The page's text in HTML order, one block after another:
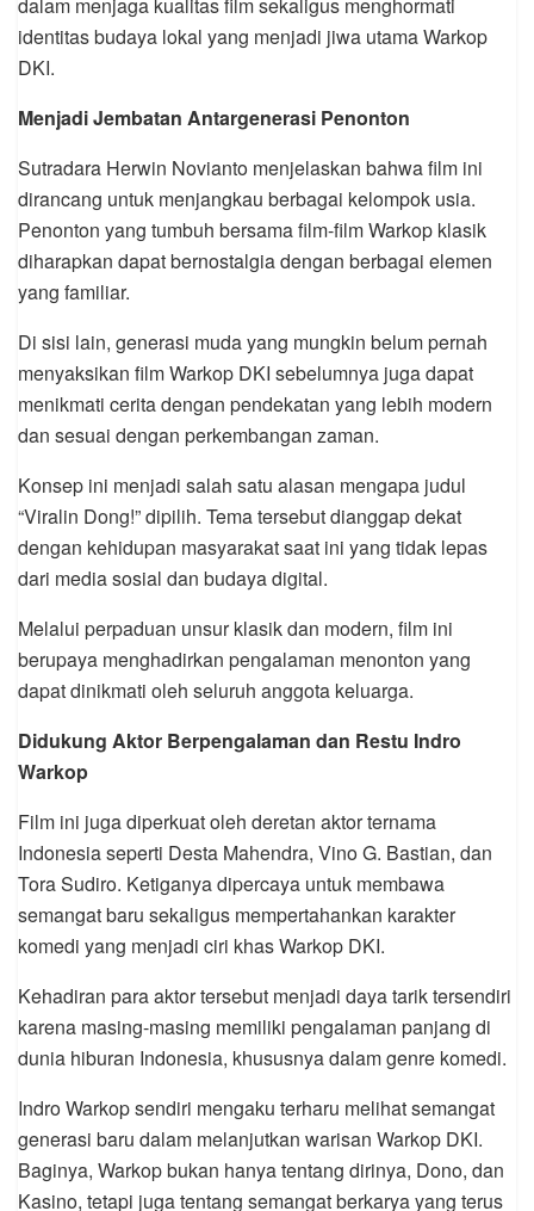
identitas budaya lokal yang menjadi jiwa utama Warkop
DKI.
Menjadi Jembatan Antargenerasi Penonton
Sutradara Herwin Novianto menjelaskan bahwa film ini
dirancang untuk menjangkau berbagai kelompok usia.
Penonton yang tumbuh bersama film-film Warkop klasik
diharapkan dapat bernostalgia dengan berbagai elemen
yang familiar.
Di sisi lain, generasi muda yang mungkin belum pernah
menyaksikan film Warkop DKI sebelumnya juga dapat
menikmati cerita dengan pendekatan yang lebih modern
dan sesuai dengan perkembangan zaman.
Konsep ini menjadi salah satu alasan mengapa judul
“Viralin Dong!” dipilih. Tema tersebut dianggap dekat
dengan kehidupan masyarakat saat ini yang tidak lepas
dari media sosial dan budaya digital.
Melalui perpaduan unsur klasik dan modern, film ini
berupaya menghadirkan pengalaman menonton yang
dapat dinikmati oleh seluruh anggota keluarga.
Didukung Aktor Berpengalaman dan Restu Indro
Warkop
Film ini juga diperkuat oleh deretan aktor ternama
Indonesia seperti Desta Mahendra, Vino G. Bastian, dan
Tora Sudiro. Ketiganya dipercaya untuk membawa
semangat baru sekaligus mempertahankan karakter
komedi yang menjadi ciri khas Warkop DKI.
Kehadiran para aktor tersebut menjadi daya tarik tersendiri
karena masing-masing memiliki pengalaman panjang di
dunia hiburan Indonesia, khususnya dalam genre komedi.
Indro Warkop sendiri mengaku terharu melihat semangat
generasi baru dalam melanjutkan warisan Warkop DKI.
Baginya, Warkop bukan hanya tentang dirinya, Dono, dan
Kasino, tetapi juga tentang semangat berkarya yang terus